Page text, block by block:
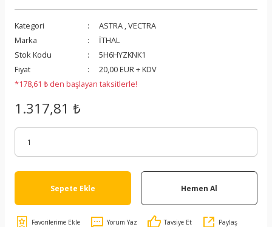
Kategori ASTRA ,VECTRA
Marka
İTHAL
Stok Kodu
5H6HYZKNK1
Fiyat
20,00 EUR + KDV
*178,61 ₺ den başlayan taksitlerle!
1.317,81 ₺
Sepete Ekle Hemen Al
Yorum Yaz Tavsiye Et Paylaş